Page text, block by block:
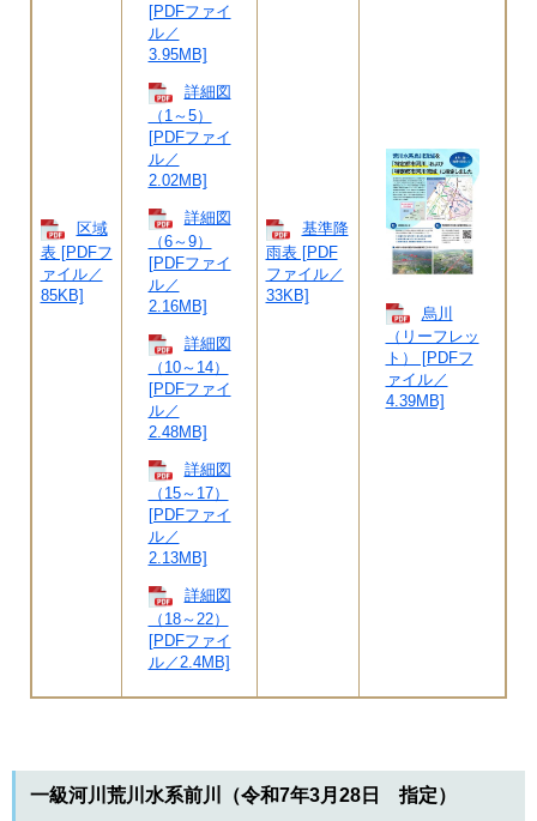
区域
表 [PDFフ
ァイル／
85KB]
[PDFファイ
ル／
3.95MB]
詳細図
（1～5）
[PDFファイ
ル／
2.02MB]
詳細図
（6～9）
[PDFファイ
ル／
2.16MB]
詳細図
（10～14）
[PDFファイ
ル／
2.48MB]
詳細図
（15～17）
[PDFファイ
ル／
2.13MB]
詳細図
（18～22）
[PDFファイ
ル／2.4MB]
基準降
雨表 [PDF
ファイル／
33KB]
烏川
（リーフレッ
ト） [PDFフ
ァイル／
4.39MB]
一級河川荒川水系前川（令和7年3月28日 指定）